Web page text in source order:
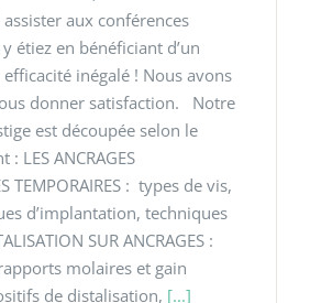
aux conférences
étiez en bénéficiant d’un
inégalé ! Nous avons
donner satisfaction. Notre
est découpée selon le
LES ANCRAGES
TEMPORAIRES : types de vis,
d’implantation, techniques
SUR ANCRAGES :
molaires et gain
de distalisation, [...]